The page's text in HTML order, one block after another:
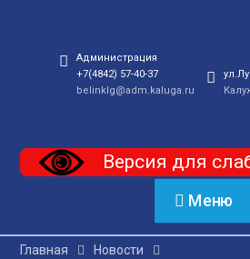
Администрация
+7(4842) 57-40-37
belinklg@adm.kaluga.ru
Версия для
Меню
Главная
Новости